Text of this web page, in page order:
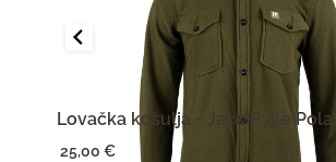
Lovačka košulja - Jack Pyke Polar
25,00€